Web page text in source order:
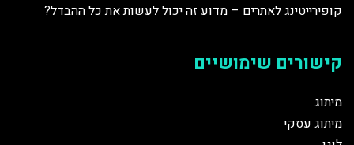
קופירייטינג לאתרים – מדוע זה יכול לעשות את כל ההבדל?
קישורים שימושיים
מיתוג
מיתוג עסקי